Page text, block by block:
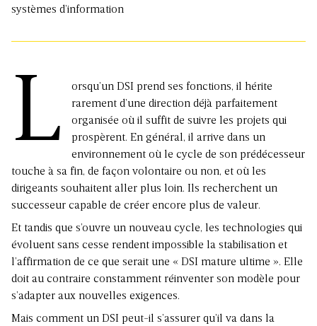
systèmes d’information
L
orsqu’un DSI prend ses fonctions, il hérite
rarement d’une direction déjà parfaitement
organisée où il suffit de suivre les projets qui
prospèrent. En général, il arrive dans un
environnement où le cycle de son prédécesseur
touche à sa fin, de façon volontaire ou non, et où les
dirigeants souhaitent aller plus loin. Ils recherchent un
successeur capable de créer encore plus de valeur.
Et tandis que s’ouvre un nouveau cycle, les technologies qui
évoluent sans cesse rendent impossible la stabilisation et
l’affirmation de ce que serait une « DSI mature ultime ». Elle
doit au contraire constamment réinventer son modèle pour
s’adapter aux nouvelles exigences.
Mais comment un DSI peut-il s’assurer qu’il va dans la